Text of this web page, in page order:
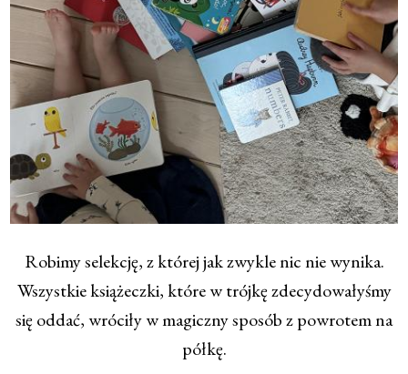
Robimy selekcję, z której jak zwykle nic nie wynika.
Wszystkie książeczki, które w trójkę zdecydowałyśmy
się oddać, wróciły w magiczny sposób z powrotem na
półkę.